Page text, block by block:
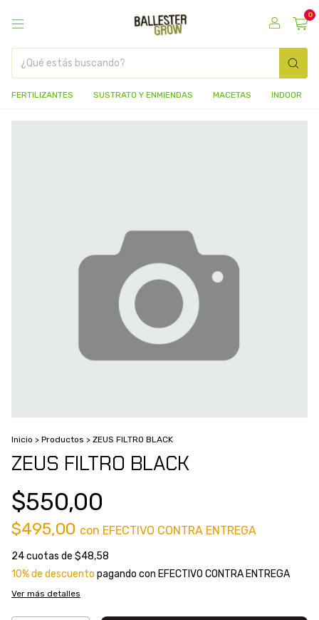
0
FERTILIZANTES SUSTRATO Y ENMIENDAS MACETAS INDOOR
Inicio > Productos > ZEUS FILTRO BLACK
ZEUS FILTRO BLACK
$550,00
$495,00 con EFECTIVO CONTRA ENTREGA
24cuotas de $48,58
10% de descuento pagando con EFECTIVO CONTRA ENTREGA
Ver más detalles